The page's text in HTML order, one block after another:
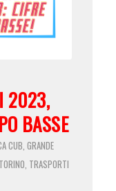
2023,
BASSE
CUB, GRANDE
TORINO, TRASPORTI